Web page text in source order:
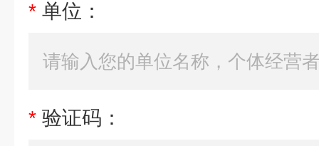
* 单位：
* 验证码：